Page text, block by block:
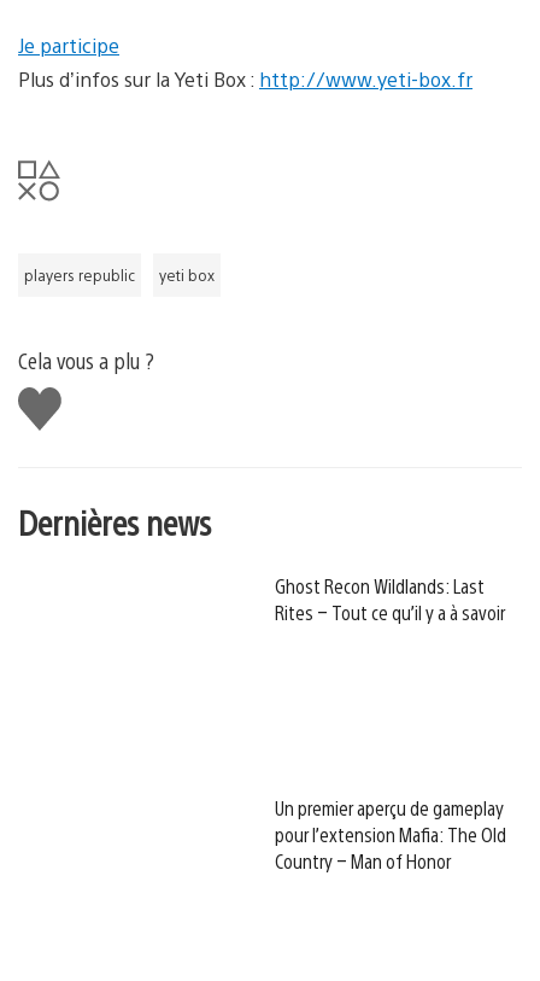
Je participe
Plus d’infos sur la Yeti Box : http://www.yeti-box.fr
players republic yeti box
Cela vous a plu ?
J'aime
Dernières news
Ghost Recon Wildlands: Last
Rites – Tout ce qu’il y a à savoir
Un premier aperçu de gameplay
pour l’extension Mafia: The Old
Country – Man of Honor